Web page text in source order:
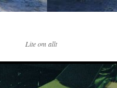
Lite om allt